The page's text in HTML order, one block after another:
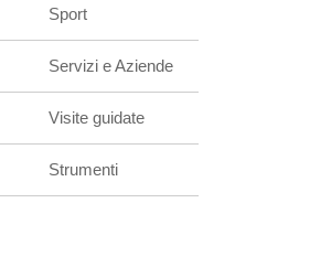
Sport
Servizi e Aziende
Visite guidate
Strumenti